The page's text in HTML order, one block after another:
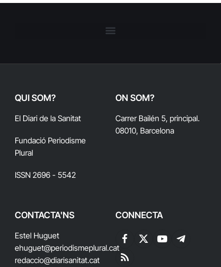
QUI SOM?
El Diari de la Sanitat
Fundació Periodisme
Plural
ISSN 2696 - 5542
ON SOM?
Carrer Bailén 5, principal.
08010, Barcelona
CONTACTA'NS
Estel Huguet
ehuguet@periodismeplural.cat
redaccio@diarisanitat.cat
CONNECTA
Facebook
X
YouTubeTelegram
RSS